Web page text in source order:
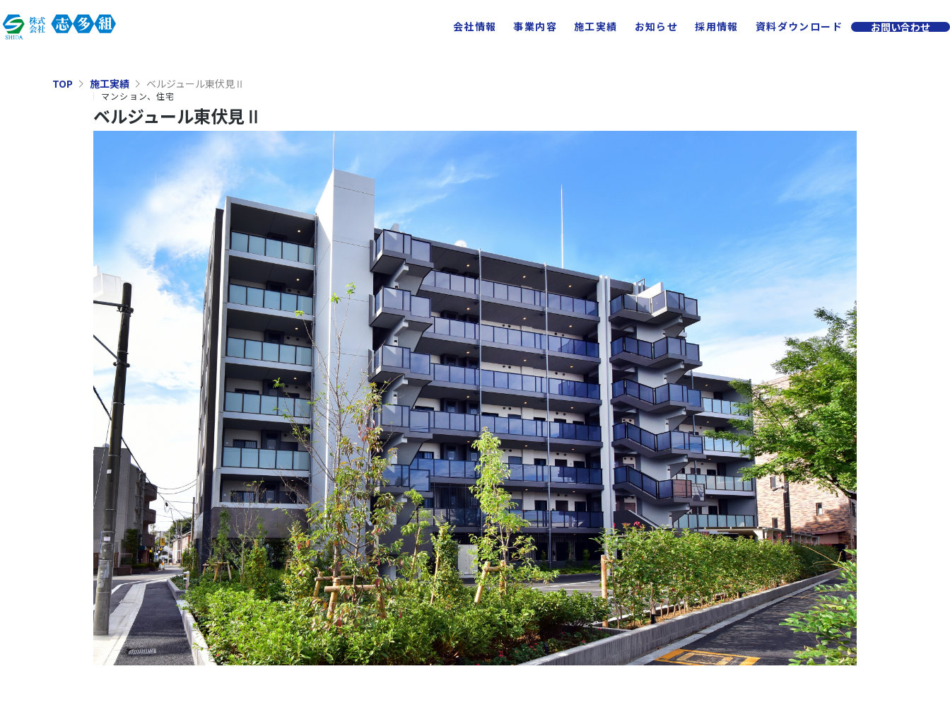
会社情報 事業内容 施工実績 お知らせ 採用情報 資料ダウンロード お問い合わせ
TOP 施工実績 ベルジュール東伏見Ⅱ
マンション、住宅
ベルジュール東伏見Ⅱ